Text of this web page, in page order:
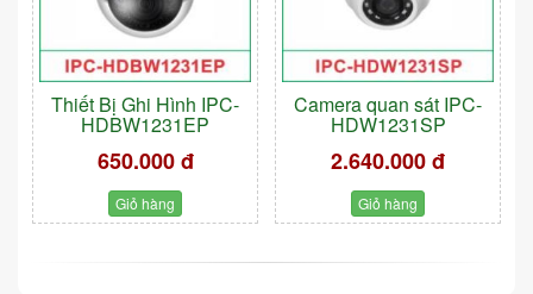
Thiết Bị Ghi Hình IPC-
HDBW1231EP
650.000 đ
Giỏ hàng
Camera quan sát IPC-
HDW1231SP
2.640.000 đ
Giỏ hàng